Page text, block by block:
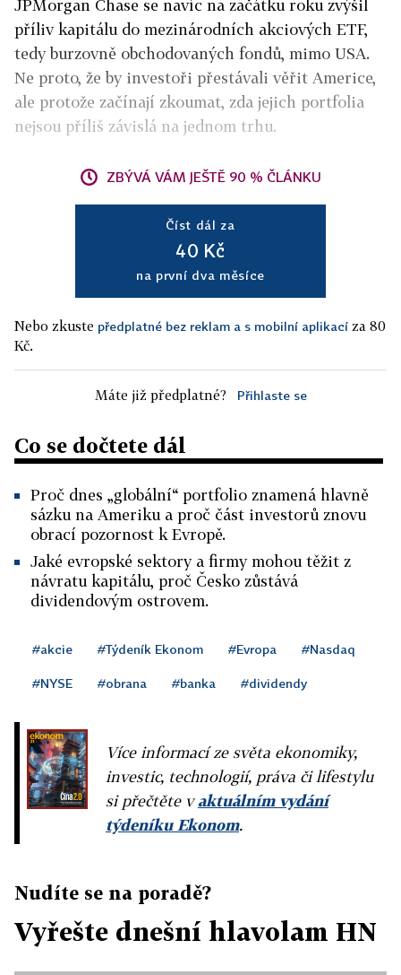
JPMorgan Chase se navíc na začátku roku zvýšil
příliv kapitálu do mezinárodních akciových ETF,
tedy burzovně obchodovaných fondů, mimo USA.
Ne proto, že by investoři přestávali věřit Americe,
ale protože začínají zkoumat, zda jejich portfolia
nejsou příliš závislá na jednom trhu.
ZBÝVÁ VÁM JEŠTĚ 90 % ČLÁNKU
Číst dál za
40 Kč
na první dva měsíce
Nebo zkuste předplatné bez reklam a s mobilní aplikací za 80
Kč.
Máte již předplatné? Přihlaste se
Co se dočtete dál
Proč dnes „globální“ portfolio znamená hlavně
sázku na Ameriku a proč část investorů znovu
obrací pozornost k Evropě.
Jaké evropské sektory a firmy mohou těžit z
návratu kapitálu, proč Česko zůstává
dividendovým ostrovem.
#akcie #Týdeník Ekonom #Evropa #Nasdaq
#NYSE #obrana #banka #dividendy
Více informací ze světa ekonomiky,
investic, technologií, práva či lifestylu
si přečtěte vaktuálním vydání
týdeníku Ekonom.
Nudíte se na poradě?
Vyřešte dnešní hlavolam HN